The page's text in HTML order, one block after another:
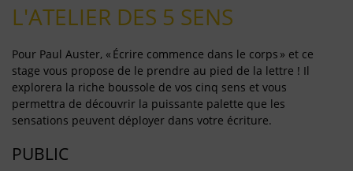
L'ATELIER DES 5 SENS
Pour Paul Auster, « Écrire commence dans le corps » et ce
stage vous propose de le prendre au pied de la lettre ! Il
explorera la riche boussole de vos cinq sens et vous
permettra de découvrir la puissante palette que les
sensations peuvent déployer dans votre écriture.
PUBLIC